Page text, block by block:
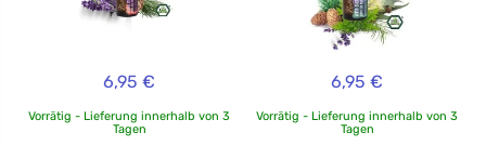
6,95 €
Vorrätig - Lieferung innerhalb von 3
Tagen
6,95 €
Vorrätig - Lieferung innerhalb von 3
Tagen